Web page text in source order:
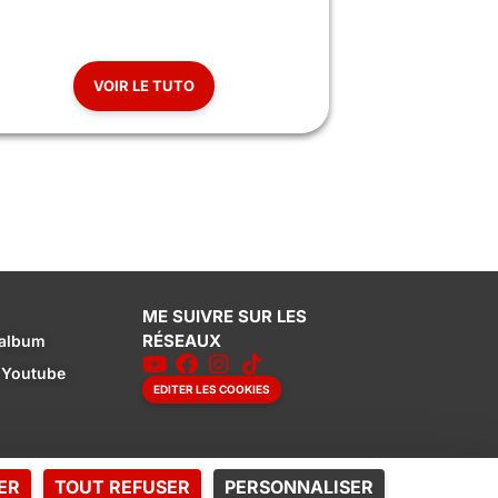
TOUT REFUSER PERSONNALISER
VOIR LE TUTO
ME SUIVRE SUR LES
RÉSEAUX
EDITER LES COOKIES